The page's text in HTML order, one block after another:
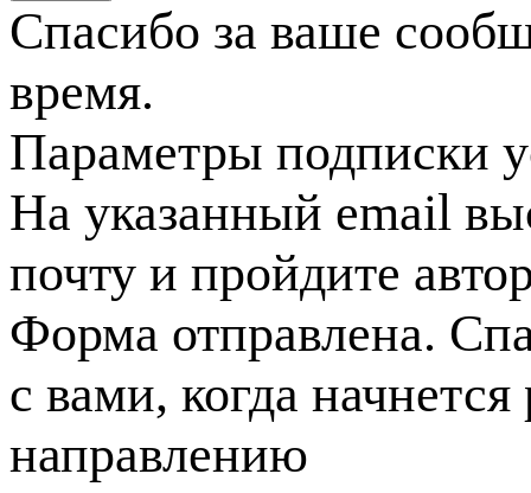
Спасибо за ваше
время.
Параметры подписки
На указанный email
почту и пройдите
Форма отправлена.
с вами, когда
направлению